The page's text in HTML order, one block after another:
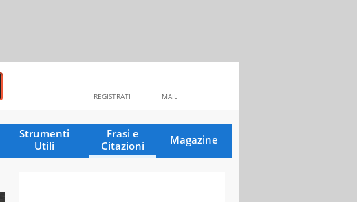
MAIL
REGISTRATI
Strumenti
Utili
Frasi e
Citazioni
Magazine